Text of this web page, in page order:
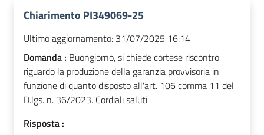
Chiarimento PI349069-25
Ultimo aggiornamento: 31/07/2025 16:14
Domanda : Buongiorno, si chiede cortese riscontro
riguardo la produzione della garanzia provvisoria in
funzione di quanto disposto all'art. 106 comma 11 del
D.lgs. n. 36/2023. Cordiali saluti
Risposta :